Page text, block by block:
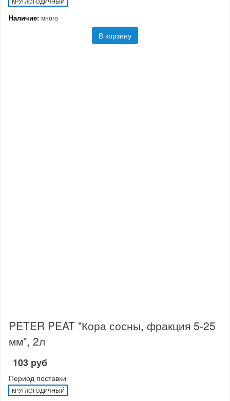
Наличие: много
В корзину
PETER PEAT "Кора сосны, фракция 5-25
мм", 2л
103 руб
Период поставки
КРУГЛОГОДИЧНЫЙ